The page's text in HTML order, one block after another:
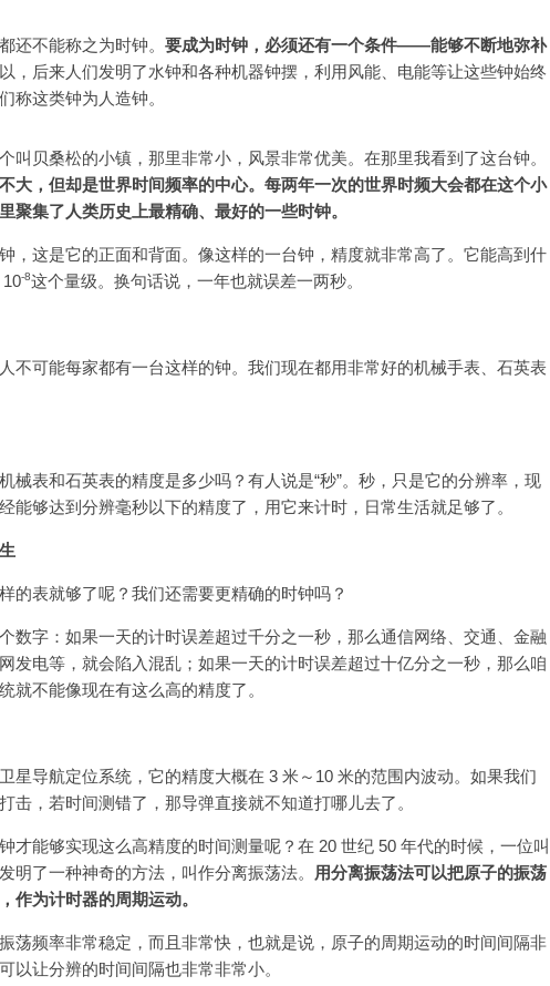
不能称之为时钟。要成为时钟，必须还有一个条件——能够不断地弥补
，后来人们发明了水钟和各种机器钟摆，利用风能、电能等让这些钟始终
称这类钟为人造钟。
贝桑松的小镇，那里非常小，风景非常优美。在那里我看到了这台钟。
大，但却是世界时间频率的中心。每两年一次的世界时频大会都在这个小
聚集了人类历史上最精确、最好的一些时钟。
这是它的正面和背面。像这样的一台钟，精度就非常高了。它能高到什
-8这个量级。换句话说，一年也就误差一两秒。
可能每家都有一台这样的钟。我们现在都用非常好的机械手表、石英表
表和石英表的精度是多少吗？有人说是“秒”。秒，只是它的分辨率，现
能够达到分辨毫秒以下的精度了，用它来计时，日常生活就足够了。
的表就够了呢？我们还需要更精确的时钟吗？
字：如果一天的计时误差超过千分之一秒，那么通信网络、交通、金融
发电等，就会陷入混乱；如果一天的计时误差超过十亿分之一秒，那么咱
就不能像现在有这么高的精度了。
导航定位系统，它的精度大概在 3 米～10 米的范围内波动。如果我们
击，若时间测错了，那导弹直接就不知道打哪儿去了。
能够实现这么高精度的时间测量呢？在 20 世纪 50 年代的时候，一位叫
明了一种神奇的方法，叫作分离振荡法。
用分离振荡法可以把原子的振荡
作为计时器的周期运动。
频率非常稳定，而且非常快，也就是说，原子的周期运动的时间间隔非
以让分辨的时间间隔也非常非常小。